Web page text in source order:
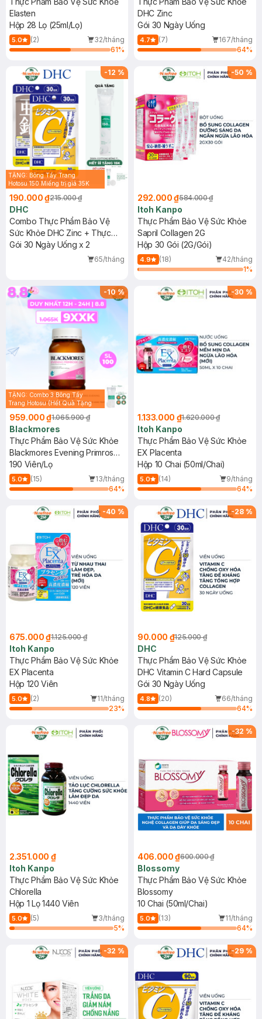
Elasten
Hộp 28 Lọ (25ml/Lọ)
5.0 (2)
32/tháng
61%
DHC Zinc
Gói 30 Ngày Uống
4.7 (7)
167/tháng
64%
-12 %
TẶNG: Bông Tẩy Trang
Hotosu 150 Miếng trị giá 35K
190.000 ₫215.000 ₫
DHC
Combo Thực Phẩm Bảo Vệ
Sức Khỏe DHC Zinc + Thực
Phẩm Bảo Vệ Sức Khỏe DHC
Vitamin C Hard Capsule
Gói 30 Ngày Uống x 2
65/tháng
-50 %
292.000 ₫584.000 ₫
Itoh Kanpo
Thực Phẩm Bảo Vệ Sức Khỏe
Sapril Collagen 2G
Hộp 30 Gói (2G/Gói)
4.9 (18)
42/tháng
1%
-10%
TẶNG: Combo 3 Bông Tẩy
Trang Hotosu (Hết Quà Tặng
959.000 ₫1.065.900 ₫
Blackmores
Thực Phẩm Bảo Vệ Sức Khỏe
Blackmores Evening Primrose
Oil
190 Viên/Lọ
5.0 (15)
13/tháng
64%
-30 %
1.133.000 ₫1.620.000 ₫
Itoh Kanpo
Thực Phẩm Bảo Vệ Sức Khỏe
EX Placenta
Hộp 10 Chai (50ml/Chai)
5.0 (14)
9/tháng
64%
-40 %
675.000 ₫1.125.000 ₫
Itoh Kanpo
Thực Phẩm Bảo Vệ Sức Khỏe
EX Placenta
Hộp 120 Viên
5.0 (2)
11/tháng
23%
-28 %
90.000 ₫125.000 ₫
DHC
Thực Phẩm Bảo Vệ Sức Khỏe
DHC Vitamin C Hard Capsule
Gói 30 Ngày Uống
4.8 (20)
66/tháng
64%
2.351.000 ₫
Itoh Kanpo
Thực Phẩm Bảo Vệ Sức Khỏe
Chlorella
Hộp 1 Lọ 1440 Viên
5.0 (5)
3/tháng
5%
-32 %
406.000 ₫600.000 ₫
Blossomy
Thực Phẩm Bảo Vệ Sức Khỏe
Blossomy
10 Chai (50ml/Chai)
5.0 (13)
11/tháng
64%
-32 % -29 %